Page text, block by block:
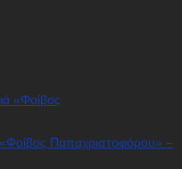
«Φοίβος
«Φοίβος Παπαχριστοφόρου» –